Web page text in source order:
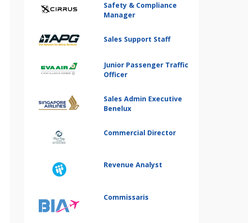
Safety & Compliance
Manager
Sales Support Staff
Junior Passenger Traffic
Officer
Sales Admin Executive
Benelux
Commercial Director
Revenue Analyst
Commissaris